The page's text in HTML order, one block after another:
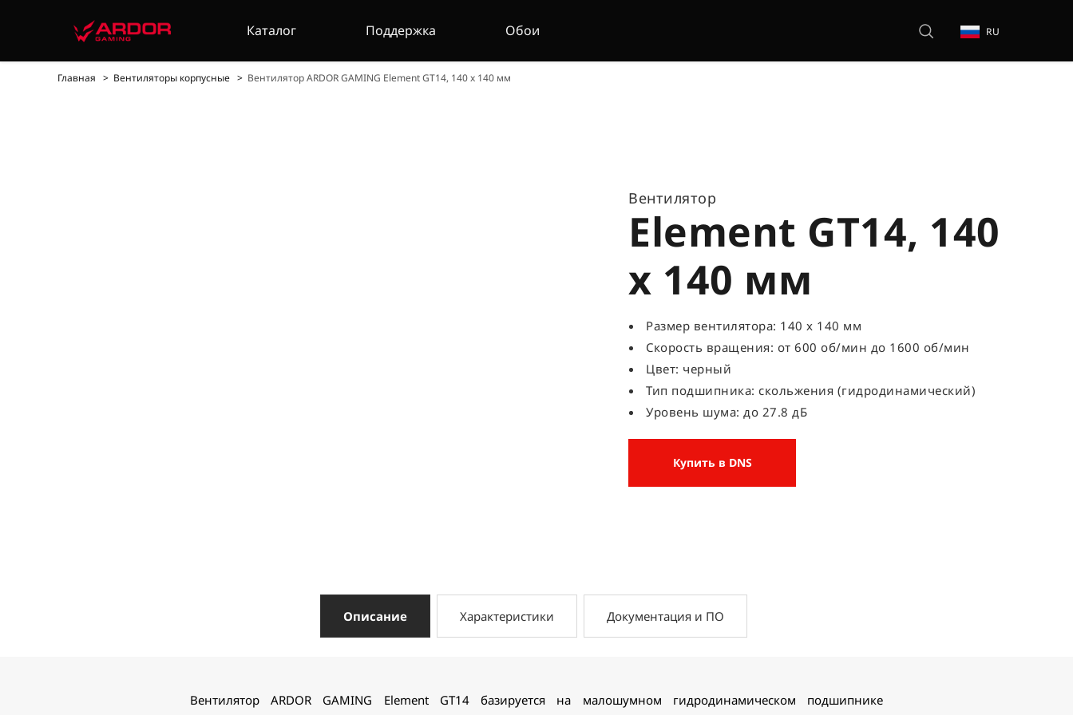
Каталог Поддержка Обои RU
Главная Вентиляторы корпусные Вентилятор ARDOR GAMING Element GT14, 140 x 140 мм
Вентилятор
Element GT14, 140
x 140 мм
Размер вентилятора: 140 x 140 мм
Скорость вращения: от 600 об/мин до 1600 об/мин
Цвет: черный
Тип подшипника: скольжения (гидродинамический)
Уровень шума: до 27.8 дБ
Купить в DNS
Описание Характеристики Документация и ПО
Вентилятор ARDOR GAMING Element GT14 базируется на малошумном гидродинамическом подшипнике